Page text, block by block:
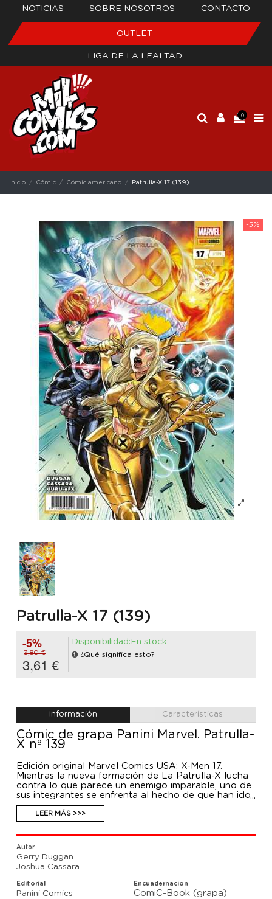
NOTICIAS SOBRE NOSOTROS CONTACTO
OUTLET
LIGA DE LA LEALTAD
0
Inicio Cómic Cómic americano Patrulla-X 17 (139)
-5%
Patrulla-X 17 (139)
-5%
3,80 €
3,61 €
Disponibilidad:En stock
¿Qué significa esto?
Información Características
Cómic de grapa Panini Marvel. Patrulla-
X nº 139
Edición original Marvel Comics USA: X-Men 17.
Mientras la nueva formación de La Patrulla-X lucha
contra lo que parece un enemigo imparable, uno de
sus integrantes se enfrenta al hecho de que han ido
demasiado lejos y otro es golpeado cuando recibe
exactamente aquello con lo que ya no les está
permitido soñar.
LEER MÁS >>>
Autor
Gerry Duggan
Joshua Cassara
Editorial
Panini Comics
Encuadernacion
ComiC-Book (grapa)